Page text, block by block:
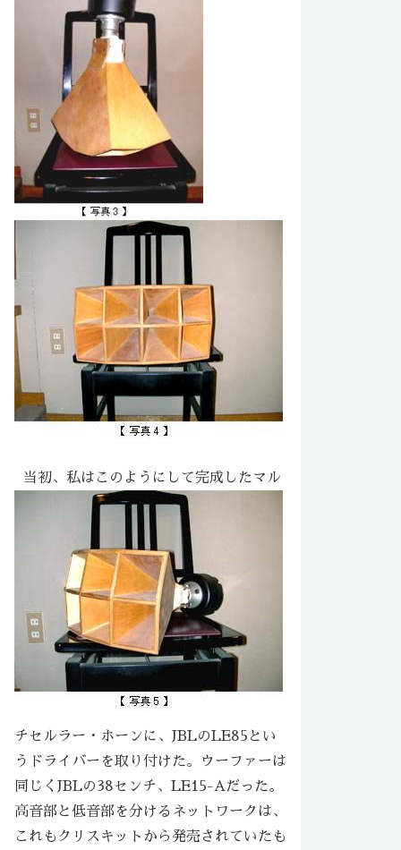
当初、私はこのようにして完成したマル
チセルラー・ホーンに、JBLのLE85とい
うドライバーを取り付けた。ウーファーは
同じくJBLの38センチ、LE15-Aだった。
高音部と低音部を分けるネットワークは、
これもクリスキットから発売されていたも